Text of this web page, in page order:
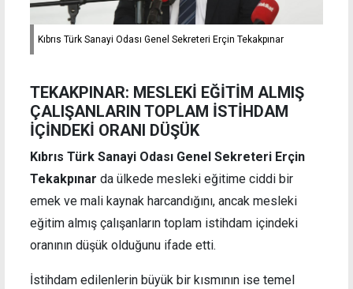
Kıbrıs Türk Sanayi Odası Genel Sekreteri Erçin Tekakpınar
TEKAKPINAR: MESLEKİ EĞİTİM ALMIŞ
ÇALIŞANLARIN TOPLAM İSTİHDAM
İÇİNDEKİ ORANI DÜŞÜK
Kıbrıs Türk Sanayi Odası Genel Sekreteri Erçin
Tekakpınar da ülkede mesleki eğitime ciddi bir
emek ve mali kaynak harcandığını, ancak mesleki
eğitim almış çalışanların toplam istihdam içindeki
oranının düşük olduğunu ifade etti.
İstihdam edilenlerin büyük bir kısmının ise temel